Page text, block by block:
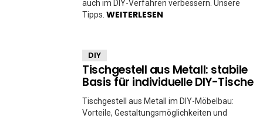
auch im DIY-Verfahren verbessern. Unsere
Tipps. WEITERLESEN
DIY
Tischgestell aus Metall: stabile
Basis für individuelle DIY-Tische
Tischgestell aus Metall im DIY-Möbelbau:
Vorteile, Gestaltungsmöglichkeiten und